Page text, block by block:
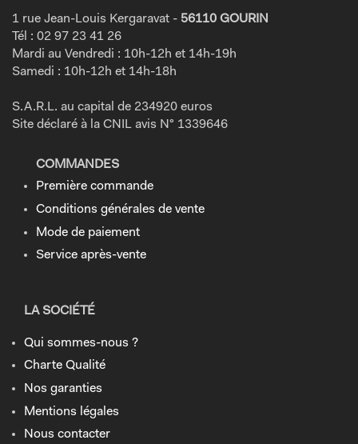
1 rue Jean-Louis Kergaravat - 56110 GOURIN
Tél : 02 97 23 41 26
Mardi au Vendredi : 10h-12h et 14h-19h
Samedi : 10h-12h et 14h-18h
S.A.R.L. au capital de 234920 euros
Site déclaré à la CNIL avis N° 1339646
COMMANDES
Première commande
Conditions générales de vente
Mode de paiement
Service après-vente
LA SOCIÉTÉ
Qui sommes-nous ?
Charte Qualité
Nos garanties
Mentions légales
Nous contacter